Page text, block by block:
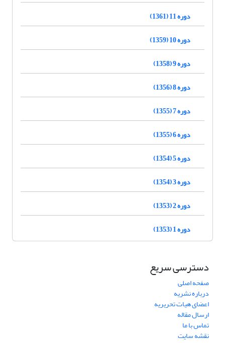
دوره 11 (1361)
دوره 10 (1359)
دوره 9 (1358)
دوره 8 (1356)
دوره 7 (1355)
دوره 6 (1355)
دوره 5 (1354)
دوره 3 (1354)
دوره 2 (1353)
دوره 1 (1353)
دسترسی سریع
صفحه اصلی
درباره نشریه
اعضای هیات تحریریه
ارسال مقاله
تماس با ما
نقشه سایت